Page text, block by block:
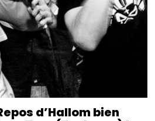
d’Hallom bien